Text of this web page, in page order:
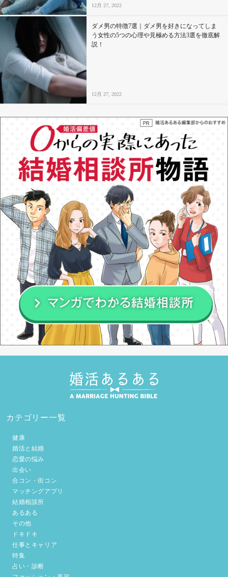
12月 27, 2022
ダメ男の特徴7選｜ダメ男を好きになってしま
う女性の5つの心理や見極める方法3選を徹底解
説！
12月 27, 2022
カテゴリー一覧
健康
婚活と結婚
恋愛の悩み
出会い
合コン・街コン
マッチングアプリ
結婚相談所
あるある
その他
ドキドキ
仕事とキャリア
特集
占い・診断